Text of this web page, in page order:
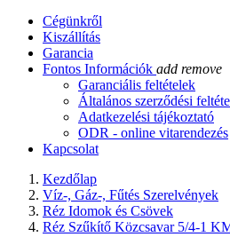
Cégünkről
Kiszállítás
Garancia
Fontos Információk add remove
Garanciális feltételek
Általános szerződési
Adatkezelési tájékoztató
ODR - online vitarendezés
Kapcsolat
Kezdőlap
Víz-, Gáz-, Fűtés Szerelvények
Réz Idomok és Csövek
Réz Szűkítő Közcsavar 5/4-1